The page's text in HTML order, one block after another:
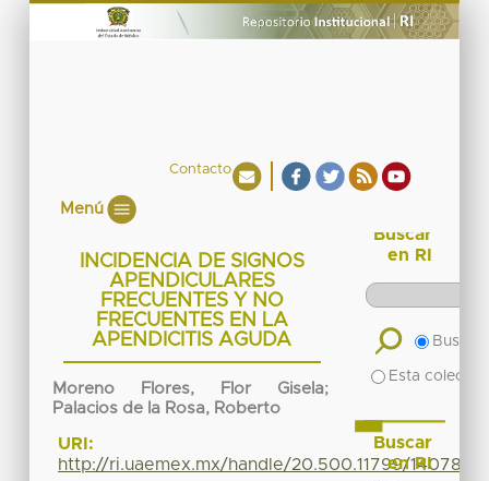
Contacto
Menú
INCIDENCIA DE SIGNOS
APENDICULARES
FRECUENTES Y NO
FRECUENTES EN LA
APENDICITIS AGUDA
Moreno Flores, Flor Gisela;
Palacios de la Rosa, Roberto
URI:
http://ri.uaemex.mx/handle/20.500.11799/14078
Buscar
en RI
Buscar
Esta
Buscar
en RI